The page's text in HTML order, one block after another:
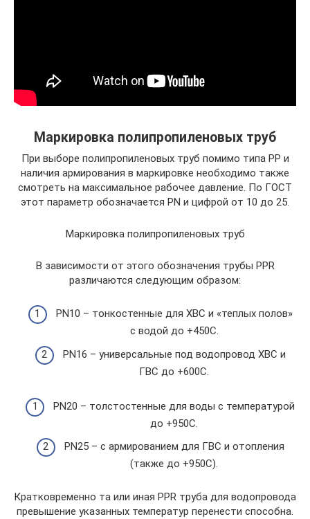
Маркировка полипропиленовых труб
При выборе полипропиленовых труб помимо типа PP и
наличия армирования в маркировке необходимо также
смотреть на максимальное рабочее давление. По ГОСТ
этот параметр обозначается PN и цифрой от 10 до 25.
Маркировка полипропиленовых труб
В зависимости от этого обозначения трубы PPR
различаются следующим образом:
PN10 – тонкостенные для ХВС и «теплых полов»
с водой до +450С.
PN16 – универсальные под водопровод ХВС и
ГВС до +600С.
PN20 – толстостенные для воды с температурой
до +950С.
PN25 – с армированием для ГВС и отопления
(также до +950С).
Кратковременно та или иная PPR труба для водопровода
превышение указанных температур перенести способна.